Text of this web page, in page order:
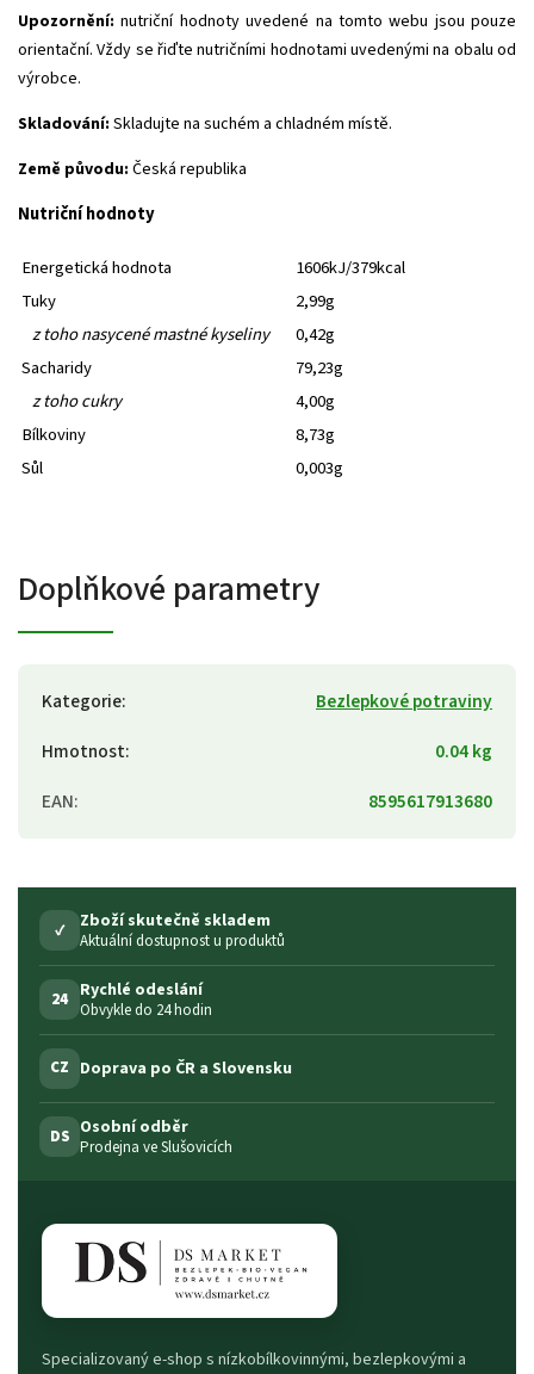
Upozornění: nutriční hodnoty uvedené na tomto webu jsou pouze
orientační. Vždy se řiďte nutričními hodnotami uvedenými na obalu od
výrobce.
Skladování: Skladujte na suchém a chladném místě.
Země původu: Česká republika
Nutriční hodnoty
Energetická hodnota
1606kJ/379kcal
Tuky
2,99g
z toho nasycené mastné kyseliny
0,42g
Sacharidy
79,23g
z toho cukry
4,00g
Bílkoviny
8,73g
Sůl
0,003g
Doplňkové parametry
Kategorie:
Bezlepkové potraviny
Hmotnost:
0.04 kg
EAN: 8595617913680
✓ Zboží skutečně skladem
Aktuální dostupnost u produktů
24 Rychlé odeslání
Obvykle do 24 hodin
CZ Doprava po ČR a Slovensku
DS Osobní odběr
Prodejna ve Slušovicích
Specializovaný e-shop s nízkobílkovinnými, bezlepkovými a